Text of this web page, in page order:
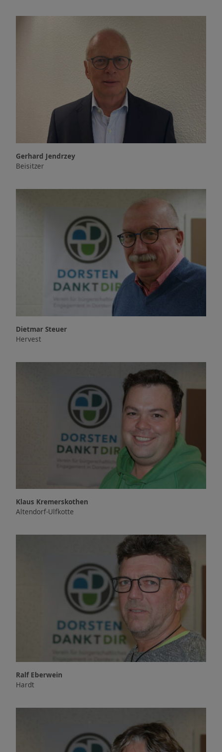
Gerhard Jendrzey
Beisitzer
Dietmar Steuer
Hervest
Klaus Kremerskothen
Altendorf-Ulfkotte
Ralf Eberwein
Hardt